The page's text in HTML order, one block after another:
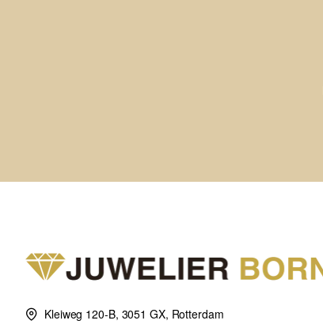
Kleiweg 120-B, 3051 GX, Rotterdam